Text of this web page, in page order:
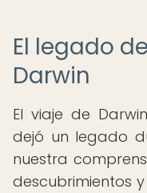
El legado
Darwin
El viaje de
dejó un legado
nuestra
descubrimientos